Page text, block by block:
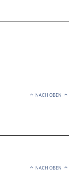
NACH OBEN
NACH OBEN